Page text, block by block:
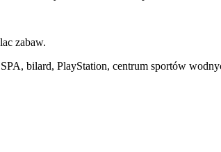
zabaw.
bilard, PlayStation, centrum sportów